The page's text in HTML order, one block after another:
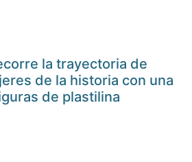
la trayectoria de
de la historia con una
de plastilina